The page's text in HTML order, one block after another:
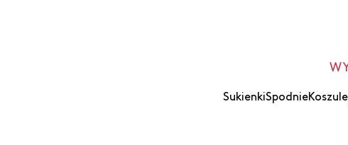
SukienkiSpodnieKoszule